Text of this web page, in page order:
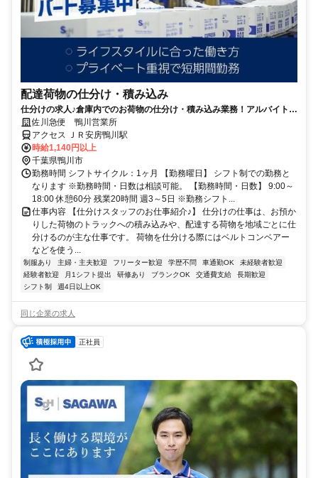
配達荷物の仕分け・積み込み
仕分けの求人♪倉庫内でのお荷物の仕分け・積み込み業務！アルバイトで
も年2回の賞与あり
佐川急便 鴨川営業所
アクセス ＪＲ安房鴨川駅
時給1,140円以上
千葉県鴨川市
勤務時間 シフトサイクル：1ヶ月 【勤務曜日】 シフト制での勤務と
なります ※勤務時間・日数は相談可能。 【勤務時間・日数】 9:00～
18:00 休憩60分 残業20時間 週3～5日 ※勤務シフト...
仕事内容 【仕分けスタッフのお仕事紹介♪】 仕分けの仕事は、お預か
りした荷物のトラックへの積み込みや、配達する荷物を地域ごとに仕
分けるのが主な仕事です。 荷物を仕分ける際にはベルトコンベアー
などを使う...
制服あり 主婦・主夫歓迎 フリーター歓迎 学歴不問 車通勤OK
未経験者歓迎
経験者歓迎
月1シフト提出 研修あり ブランクOK 交通費支給
長期歓迎
シフト制
週4日以上OK
同じ企業の求人
正社員